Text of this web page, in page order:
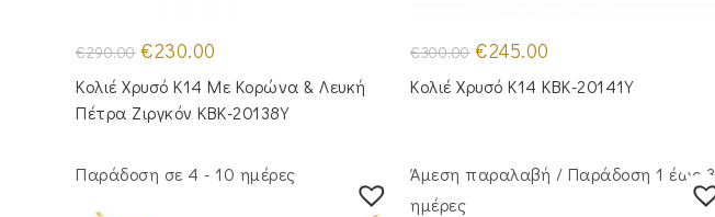
€290.00 Original
price
was:
€290.00.
€230.00
τιμή
είναι:
€230.00.
Κολιέ Χρυσό Κ14 Με Κορώνα & Λευκή
Πέτρα Ζιργκόν KBK-20138Y
€300.00 Original
price
was:
€300.00.
€245.00
τιμή
είναι:
Κολιέ Χρυσό Κ14 KBK-20141Y
Παράδοση σε 4 - 10 ημέρες
Άμεση παραλαβή / Παράδoση 1 έως 3
ημέρες